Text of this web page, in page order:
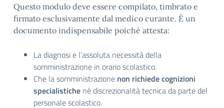
Questo modulo deve essere compilato, timbrato e
firmato esclusivamente dal medico curante. È un
documento indispensabile poiché attesta:
La diagnosi e l’assoluta necessità della
somministrazione in orario scolastico.
Che la somministrazione non richiede cognizioni
specialistiche né discrezionalità tecnica da parte del
personale scolastico.